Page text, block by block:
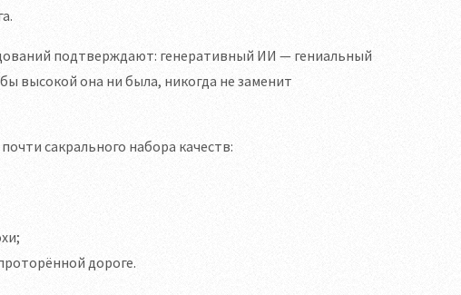
подтверждают: генеративный ИИ — гениальный
высокой она ни была, никогда не заменит
сакрального набора качеств:
дороге.